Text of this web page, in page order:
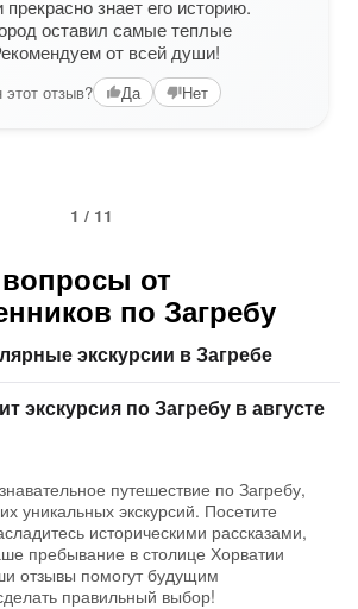
знает его историю.
оставил самые теплые
от всей души!
отзыв? Да Нет
1 / 11
от
по Загребу
экскурсии в Загребе
экскурсия по Загребу в августе
путешествие по Загребу,
уникальных экскурсий. Посетите
историческими рассказами,
пребывание в столице Хорватии
отзывы помогут будущим
правильный выбор!